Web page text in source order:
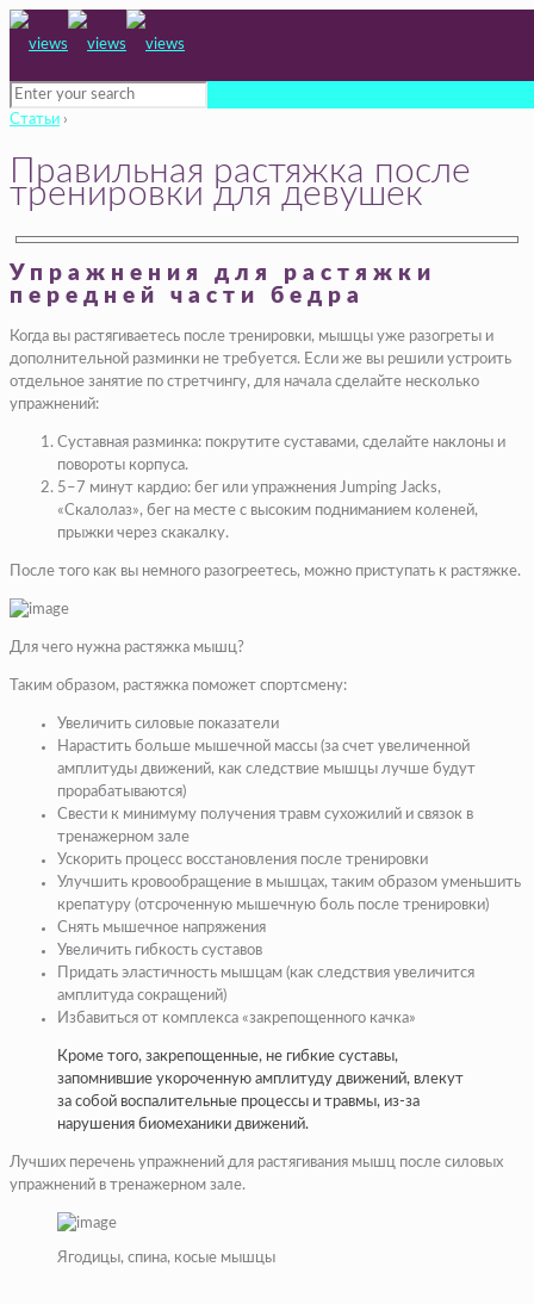
Статьи ›
Правильная растяжка после
тренировки для девушек
Упражнения для растяжки
передней части бедра
Когда вы растягиваетесь после тренировки, мышцы уже разогреты и
дополнительной разминки не требуется. Если же вы решили устроить
отдельное занятие по стретчингу, для начала сделайте несколько
упражнений:
Суставная разминка: покрутите суставами, сделайте наклоны и
повороты корпуса.
5–7 минут кардио: бег или упражнения Jumping Jacks,
«Скалолаз», бег на месте с высоким подниманием коленей,
прыжки через скакалку.
После того как вы немного разогреетесь, можно приступать к растяжке.
Для чего нужна растяжка мышц?
Таким образом, растяжка поможет спортсмену:
Увеличить силовые показатели
Нарастить больше мышечной массы (за счет увеличенной
амплитуды движений, как следствие мышцы лучше будут
прорабатываются)
Свести к минимуму получения травм сухожилий и связок в
тренажерном зале
Ускорить процесс восстановления после тренировки
Улучшить кровообращение в мышцах, таким образом уменьшить
крепатуру (отсроченную мышечную боль после тренировки)
Снять мышечное напряжения
Увеличить гибкость суставов
Придать эластичность мышцам (как следствия увеличится
амплитуда сокращений)
Избавиться от комплекса «закрепощенного качка»
Кроме того, закрепощенные, не гибкие суставы,
запомнившие укороченную амплитуду движений, влекут
за собой воспалительные процессы и травмы, из-за
нарушения биомеханики движений.
Лучших перечень упражнений для растягивания мышц после силовых
упражнений в тренажерном зале.
Ягодицы, спина, косые мышцы